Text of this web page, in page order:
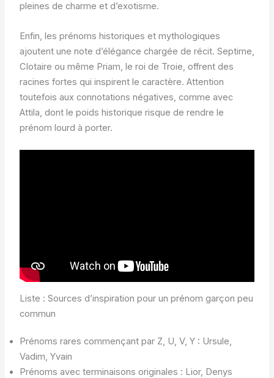
pleines de charme et d’exotisme.
Enfin, les prénoms historiques et mythologiques
ajoutent une note d’élégance chargée de récit. Septime,
Clotaire ou même Priam, le roi de Troie, offrent des
racines fortes qui inspirent le caractère. Attention
toutefois aux connotations négatives, comme avec
Attila, dont le poids historique risque de rendre le
prénom lourd à porter.
Liste : Sources d’inspiration pour un prénom garçon peu
commun
Prénoms rares commençant par Z, U, V, Y : Ursule,
Vadim, Yvain
Prénoms avec terminaisons originales : Lior, Denys